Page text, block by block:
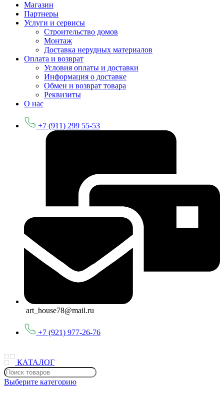
Магазин
Партнеры
Услуги и сервисы
Строительство домов
Монтаж
Доставка нерудных материалов
Оплата и возврат
Условия оплаты и доставки
Информация о доставке
Обмен и возврат товара
Реквизиты
О нас
+7 (911) 299 55-53
art_house78@mail.ru
+7 (921) 977-26-76
КАТАЛОГ
Выберите категорию